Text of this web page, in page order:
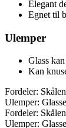
Elegant
Egnet til
Ulemper
Glass
Kan
Fordeler:
Ulemper:
Fordeler:
Ulemper: